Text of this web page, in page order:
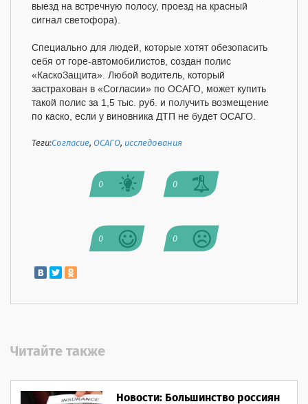
выезд на встречную полосу, проезд на красный
сигнал светофора).
Специально для людей, которые хотят обезопасить
себя от горе-автомобилистов, создан полис
«КаскоЗащита». Любой водитель, который
застрахован в «Согласии» по ОСАГО, может купить
такой полис за 1,5 тыс. руб. и получить возмещение
по каско, если у виновника ДТП не будет ОСАГО.
Теги:Согласие,ОСАГО, исследования
0 0
0 0
Читайте также
Новости: Большинство россиян